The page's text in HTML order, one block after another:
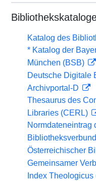
Katalog des
* Katalog der
München (BSB)
Deutsche Digitale
Archivportal-D
Thesaurus des
Libraries (CERL)
Normdateneintrag
Österreichischer
Gemeinsamer
Index Theologicus